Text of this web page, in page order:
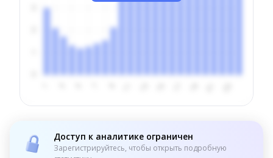
Доступ к аналитике ограничен
Зарегистрируйтесь, чтобы открыть подробную